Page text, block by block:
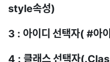
style속성)
3 : 아이디 선택자( #아
4 : 클래스 선택자